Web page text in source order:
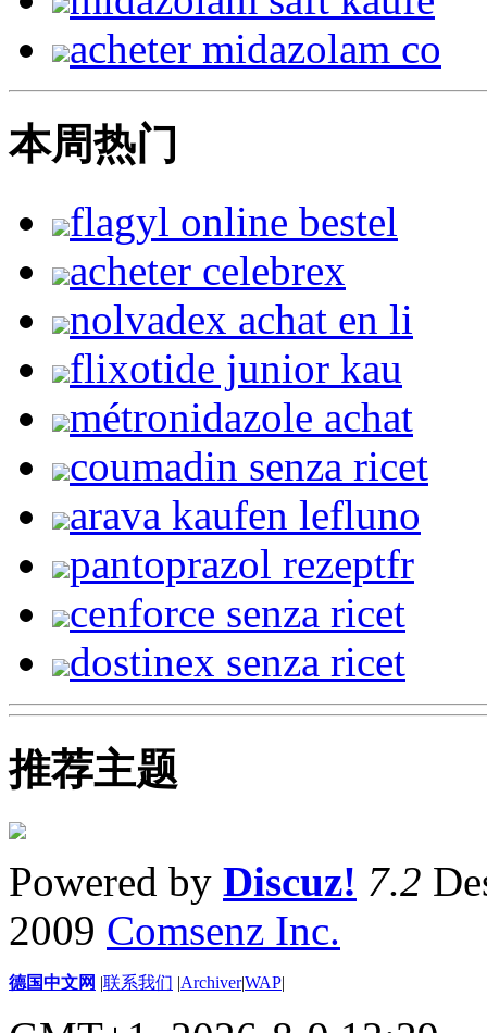
acheter midazolam co
本周热门
flagyl online bestel
acheter celebrex
nolvadex achat en li
flixotide junior kau
métronidazole achat
coumadin senza ricet
arava kaufen lefluno
pantoprazol rezeptfr
cenforce senza ricet
dostinex senza ricet
推荐主题
Powered by Discuz! 7.2
2009 Comsenz Inc.
德国中文网 |联系我们 |Archiver|WAP|